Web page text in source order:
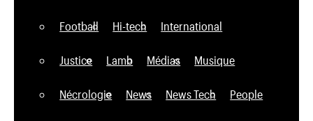
Football Hi-tech International
Justice Lamb Médias Musique
Nécrologie News News Tech People